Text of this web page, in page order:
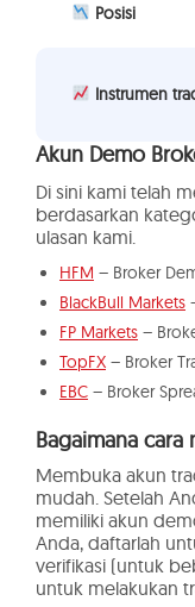
Posisi
Instrumen
Akun Demo
Di sini kami telah
berdasarkan
ulasan kami.
HFM – Broker
BlackBull Markets
FP Markets –
TopFX – Broker
EBC – Broker
Bagaimana
Membuka akun
mudah. Setelah
memiliki akun
Anda, daftarlah
verifikasi (untuk
untuk melakukan